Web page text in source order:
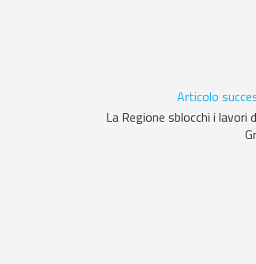
Articolo
La Regione sblocchi i lavori